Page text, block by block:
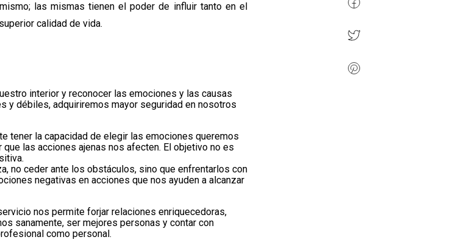
las mismas tienen el poder de influir tanto en el
calidad de vida.
interior y reconocer las emociones y las causas
y débiles, adquiriremos mayor seguridad en nosotros
tener la capacidad de elegir las emociones queremos
las acciones ajenas nos afecten. El objetivo no es
no ceder ante los obstáculos, sino que enfrentarlos con
negativas en acciones que nos ayuden a alcanzar
nos permite forjar relaciones enriquecedoras,
sanamente, ser mejores personas y contar con
como personal.